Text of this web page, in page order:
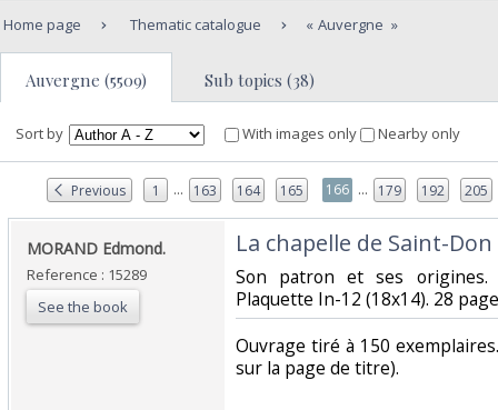
Home page Thematic catalogue Auvergne
Auvergne (5509) Sub topics (38)
Sort by With images only Nearby only
Previous 1 ... 163 164 165 166 ... 179 192 205
‎MORAND Edmond.‎
Reference : 15289
See the book
‎La chapelle de Saint-
‎Son patron et ses origines.
Plaquette In-12 (18x14). 28
‎Ouvrage tiré à 150
sur la page de titre).‎